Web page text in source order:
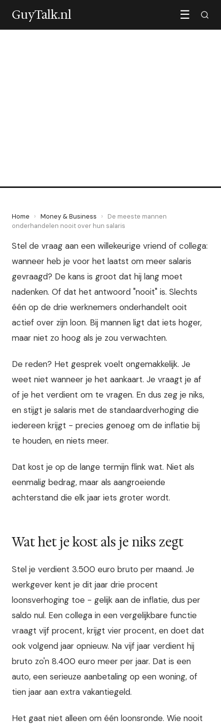
GuyTalk.nl ☰
Home › Money & Business ›
De meeste mannen
onderhandelen nooit over hun salaris
Stel de vraag aan een willekeurige vriend of collega:
wanneer heb je voor het laatst om meer salaris
gevraagd? De kans is groot dat hij lang moet
nadenken. Of dat het antwoord "nooit" is. Slechts
één op de drie werknemers onderhandelt ooit
actief over zijn loon. Bij mannen ligt dat iets hoger,
maar niet zo hoog als je zou verwachten.
De reden? Het gesprek voelt ongemakkelijk. Je
weet niet wanneer je het aankaart. Je vraagt je af
of je het verdient om te vragen. En dus zeg je niks,
en stijgt je salaris met de standaardverhoging die
iedereen krijgt - precies genoeg om de inflatie bij
te houden, en niets meer.
Dat kost je op de lange termijn flink wat. Niet als
eenmalig bedrag, maar als aangroeiende
achterstand die elk jaar iets groter wordt.
Wat het je kost als je niks zegt
Stel je verdient 3.500 euro bruto per maand. Je
werkgever kent je dit jaar drie procent
loonsverhoging toe - gelijk aan de inflatie, dus per
saldo nul. Een collega in een vergelijkbare functie
vraagt vijf procent, krijgt vier procent, en doet dat
ook volgend jaar opnieuw. Na vijf jaar verdient hij
bruto zo'n 8.400 euro meer per jaar. Dat is een
auto, een serieuze aanbetaling op een woning, of
tien jaar aan extra vakantiegeld.
Het gaat niet alleen om één loonsronde. Wie nooit